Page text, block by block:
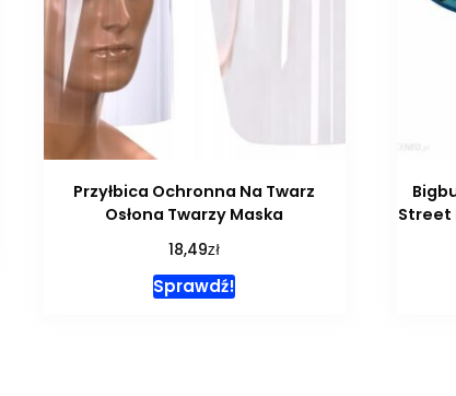
Przyłbica Ochronna Na Twarz
Osłona Twarzy Maska
18,49zł
Sprawdź!
Street